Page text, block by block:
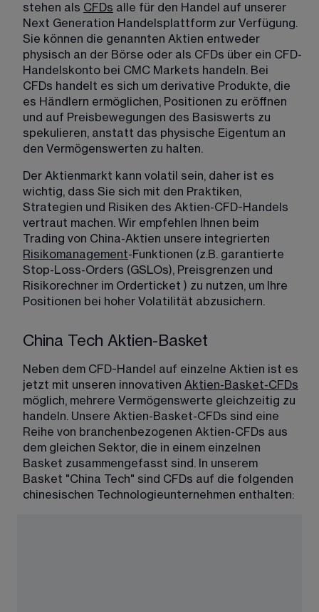
stehen als CFDs alle für den Handel auf unserer
Next Generation Handelsplattform zur Verfügung.
Sie können die genannten Aktien entweder
physisch an der Börse oder als CFDs über ein CFD-
Handelskonto bei CMC Markets handeln. Bei
CFDs handelt es sich um derivative Produkte, die
es Händlern ermöglichen, Positionen zu eröffnen
und auf Preisbewegungen des Basiswerts zu
spekulieren, anstatt das physische Eigentum an
den Vermögenswerten zu halten.
Der Aktienmarkt kann volatil sein, daher ist es
wichtig, dass Sie sich mit den Praktiken,
Strategien und Risiken des Aktien-CFD-Handels
vertraut machen. Wir empfehlen Ihnen beim
Trading von China-Aktien unsere integrierten
Risikomanagement-Funktionen (z.B. garantierte
Stop-Loss-Orders (GSLOs), Preisgrenzen und
Risikorechner im Orderticket ) zu nutzen, um Ihre
Positionen bei hoher Volatilität abzusichern.
China Tech Aktien-Basket
Neben dem CFD-Handel auf einzelne Aktien ist es
jetzt mit unseren innovativen Aktien-Basket-CFDs
möglich, mehrere Vermögenswerte gleichzeitig zu
handeln. Unsere Aktien-Basket-CFDs sind eine
Reihe von branchenbezogenen Aktien-CFDs aus
dem gleichen Sektor, die in einem einzelnen
Basket zusammengefasst sind. In unserem
Basket "China Tech" sind CFDs auf die folgenden
chinesischen Technologieunternehmen enthalten: